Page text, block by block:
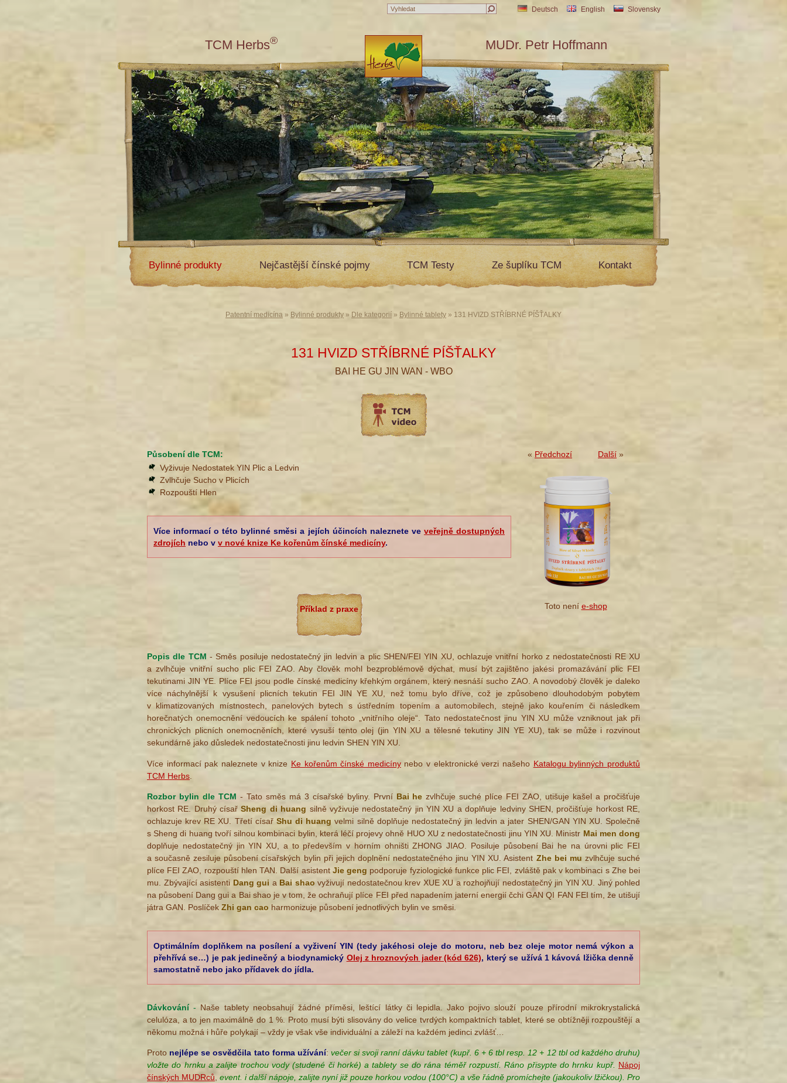
Deutsch English Slovensky
TCM Herbs® MUDr. Petr Hoffmann
Bylinné produkty Nejčastější čínské pojmy TCM Testy Ze šuplíku TCM Kontakt
Patentní medicína » Bylinné produkty » Dle kategorií » Bylinné tablety » 131 HVIZD STŘÍBRNÉ PÍŠŤALKY
131 HVIZD STŘÍBRNÉ PÍŠŤALKY
BAI HE GU JIN WAN - WBO
« Předchozí Další »
Toto není e-shop
Působení dle TCM:
Vyživuje Nedostatek YIN Plic a Ledvin
Zvlhčuje Sucho v Plicích
Rozpouští Hlen
Více informací o této bylinné směsi a jejích účincích naleznete ve veřejně dostupných
zdrojích nebo v v nové knize Ke kořenům čínské medicíny.
Příklad z praxe
Popis dle TCM - Směs posiluje nedostatečný jin ledvin a plic SHEN/FEI YIN XU, ochlazuje vnitřní horko z nedostatečnosti RE XU
a zvlhčuje vnitřní sucho plic FEI ZAO. Aby člověk mohl bezproblémově dýchat, musí být zajištěno jakési promazávání plic FEI
tekutinami JIN YE. Plíce FEI jsou podle čínské medicíny křehkým orgánem, který nesnáší sucho ZAO. A novodobý člověk je daleko
více náchylnější k vysušení plicních tekutin FEI JIN YE XU, než tomu bylo dříve, což je způsobeno dlouhodobým pobytem
v klimatizovaných místnostech, panelových bytech s ústředním topením a automobilech, stejně jako kouřením či následkem
horečnatých onemocnění vedoucích ke spálení tohoto „vnitřního oleje“. Tato nedostatečnost jinu YIN XU může vzniknout jak při
chronických plicních onemocněních, které vysuší tento olej (jin YIN XU a tělesné tekutiny JIN YE XU), tak se může i rozvinout
sekundárně jako důsledek nedostatečnosti jinu ledvin SHEN YIN XU.
Více informací pak naleznete v knize Ke kořenům čínské medicínynebo v elektronické verzi našeho Katalogu bylinných produktů
TCM Herbs
Rozbor bylin dle TCM - Tato směs má 3 císařské byliny. První Bai he zvlhčuje suché plíce FEI ZAO, utišuje kašel a pročišťuje
horkost RE. Druhý císařSheng di huang silně vyživuje nedostatečný jin YIN XU a doplňuje ledviny SHEN, pročišťuje horkost RE,
ochlazuje krev RE XU. Třetí císař Shu di huang velmi silně doplňuje nedostatečný jin ledvin a jater SHEN/GAN YIN XU. Společně
s Sheng di huang tvoří silnou kombinaci bylin, která léčí projevy ohně HUO XU z nedostatečnosti jinu YIN XU. Ministr Mai men dong
doplňuje nedostatečný jin YIN XU, a to především v horním ohništi ZHONG JIAO. Posiluje působení Bai he na úrovni plic FEI
a současně zesiluje působení císařských bylin při jejich doplnění nedostatečného jinu YIN XU. Asistent Zhe bei mu zvlhčuje suché
plíce FEI ZAO, rozpouští hlen TAN. Další asistent Jie geng podporuje fyziologické funkce plic FEI, zvláště pak v kombinaci s Zhe bei
mu. Zbývající asistenti Dang gui a Bai shao vyživují nedostatečnou krev XUE XU a rozhojňují nedostatečný jin YIN XU. Jiný pohled
na působení Dang gui a Bai shao je v tom, že ochraňují plíce FEI před napadením jaterní energií čchi GAN QI FAN FEI tím, že utišují
játra GAN. Poslíček Zhi gan cao harmonizuje působení jednotlivých bylin ve směsi.
Optimálním doplňkem na posílení a vyživení YIN (tedy jakéhosi oleje do motoru, neb bez oleje motor nemá výkon a
přehřívá se…) je pak jedinečný a biodynamický Olej z hroznových jader (kód 626), který se užívá 1 kávová lžička denně
samostatně nebo jako přídavek do jídla.
Dávkování- Naše tablety neobsahují žádné příměsi, leštící látky či lepidla. Jako pojivo slouží pouze přírodní mikrokrystalická
celulóza, a to jen maximálně do 1 %. Proto musí býti slisovány do velice tvrdých kompaktních tablet, které se obtížněji rozpouštějí a
někomu možná i hůře polykají – vždy je však vše individuální a záleží na každém jedinci zvlášť…
Proto nejlépe se osvědčila tato forma užívání: večer si svoji ranní dávku tablet (kupř. 6 + 6 tbl resp. 12 + 12 tbl od každého druhu)
vložte do hrnku a zalijte trochou vody (studené či horké) a tablety se do rána téměř rozpustí. Ráno přisypte do hrnku kupř. Nápoj
čínských MUDRců event. i další nápoje, zalijte nyní již pouze horkou vodou (100°C) a vše řádně promíchejte (jakoukoliv lžičkou). Pro